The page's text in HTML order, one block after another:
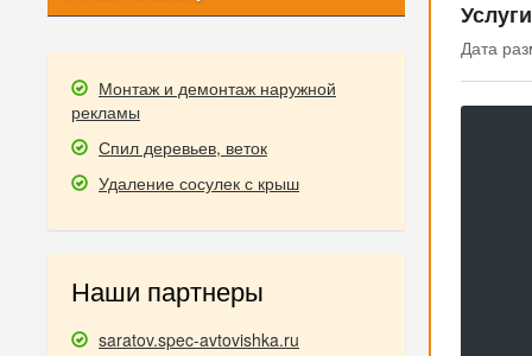
Монтаж и демонтаж наружной
рекламы
Спил деревьев, веток
Удаление сосулек с крыш
Наши партнеры
saratov.spec-avtovishka.ru
Дата